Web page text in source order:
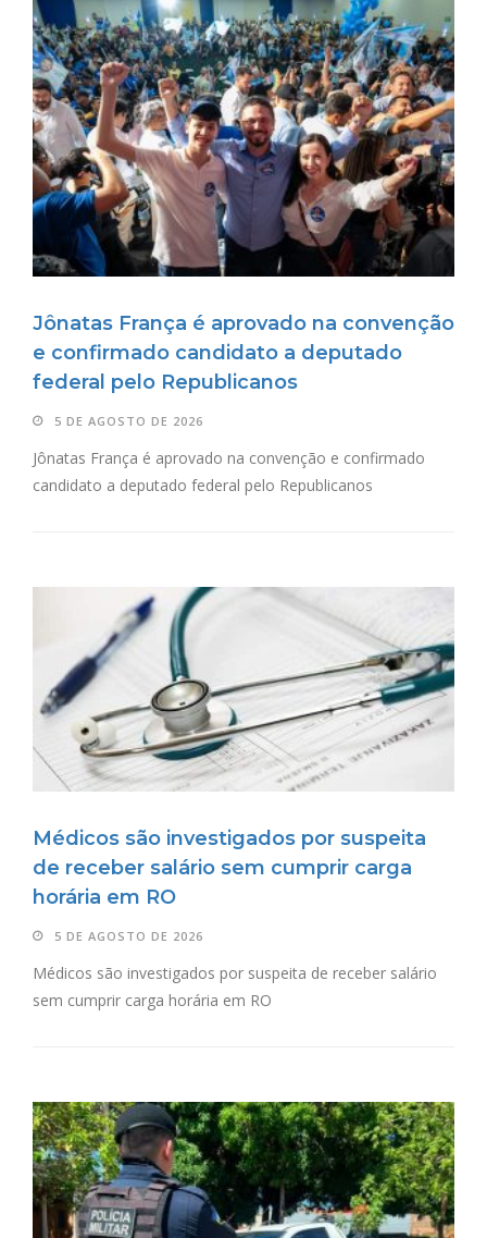
Jônatas França é aprovado na convenção
e confirmado candidato a deputado
federal pelo Republicanos
5 DE AGOSTO DE 2026
Jônatas França é aprovado na convenção e confirmado
candidato a deputado federal pelo Republicanos
Médicos são investigados por suspeita
de receber salário sem cumprir carga
horária em RO
5 DE AGOSTO DE 2026
Médicos são investigados por suspeita de receber salário
sem cumprir carga horária em RO